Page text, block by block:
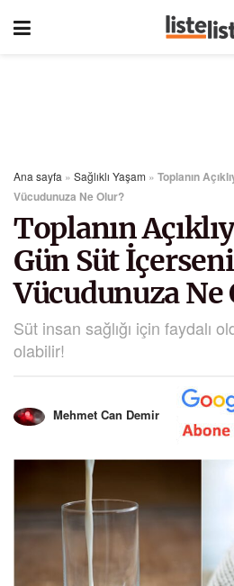
Ana sayfa » Sağlıklı Yaşam » Toplanın
Vücudunuza Ne Olur?
Toplanın
Gün Süt
Vücudunuza Ne
Süt insan sağlığı için faydalı
olabilir!
Mehmet Can Demir